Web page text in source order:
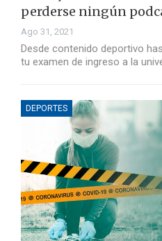
perderse ningún
Ago 31, 2021
Desde contenido deportivo
tu examen de ingreso a la
DEPORTES